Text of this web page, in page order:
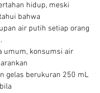
hidup, meski
bahwa
air putih setiap orang
umum, konsumsi air
gelas berukuran 250 mL